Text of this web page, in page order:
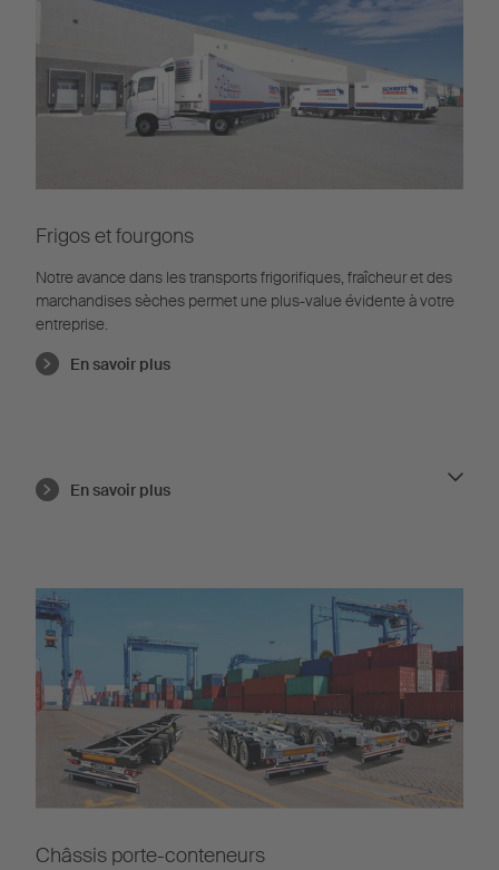
Frigos et fourgons
Notre avance dans les transports frigorifiques, fraîcheur et des
marchandises sèches permet une plus-value évidente à votre
entreprise.
En savoir plus
En savoir plus
Châssis porte-conteneurs